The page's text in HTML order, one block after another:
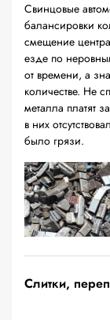
Свинцовые
балансировки
смещение
езде по
от времени, а
количестве. Не
металла платят
в них
было грязи.
Слитки,